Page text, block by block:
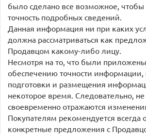
было сделано все возможное, чтобы
точность подробных сведений.
Данная информация ни при каких
должна рассматриваться как
Продавцом какому-либо лицу.
Несмотря на то, что были
обеспечению точности информации,
подготовки и размещения
некоторое время. Следовательно, не
своевременно отражаются
Покупателям рекомендуется всегда
конкретные предложения с